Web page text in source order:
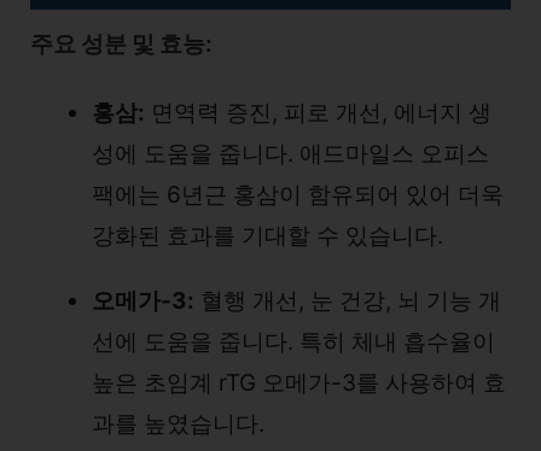
주요 성분 및 효능:
홍삼: 면역력 증진, 피로 개선, 에너지 생
성에 도움을 줍니다. 애드마일스 오피스
팩에는 6년근 홍삼이 함유되어 있어 더욱
강화된 효과를 기대할 수 있습니다.
오메가-3: 혈행 개선, 눈 건강, 뇌 기능 개
선에 도움을 줍니다. 특히 체내 흡수율이
높은 초임계 rTG 오메가-3를 사용하여 효
과를 높였습니다.